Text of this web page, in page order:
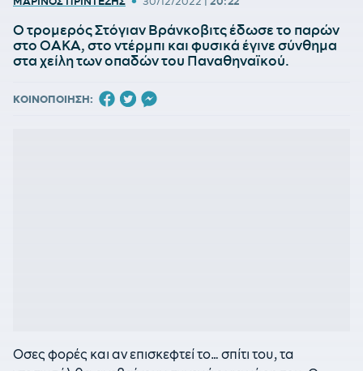
Ο τρομερός Στόγιαν Βράνκοβιτς έδωσε το παρών
στο ΟΑΚΑ, στο ντέρμπι και φυσικά έγινε σύνθημα
στα χείλη των οπαδών του Παναθηναϊκού.
ΚΟΙΝΟΠΟΙΗΣΗ:
Οσες φορές και αν επισκεφτεί το… σπίτι του, τα